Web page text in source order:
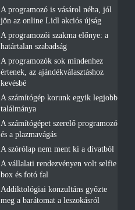
A programozó is vásárol néha, jól
jön az online Lidl akciós újság
A programozói szakma előnye: a
határtalan szabadság
A programozók sok mindenhez
értenek, az ajándékválasztáshoz
kevésbé
A számítógép korunk egyik legjobb
találmánya
A számítógépet szerelő programozó
és a plazmavágás
A szórólap nem ment ki a divatból
A vállalati rendezvényen volt selfie
box és fotó fal
Addiktológiai konzultáns győzte
meg a barátomat a leszokásról